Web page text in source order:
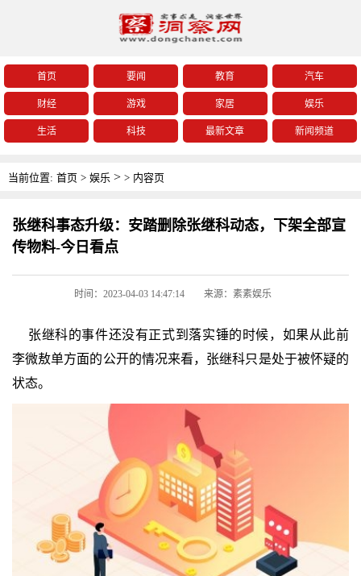
首页 要闻 教育 汽车
财经 游戏 家居 娱乐
生活 科技 最新文章 新闻频道
当前位置: 首页 > 娱乐 > > 内容页
张继科事态升级：安踏删除张继科动态，下架全部宣
传物料-今日看点
时间：2023-04-03 14:47:14 来源：素素娱乐
张继科的事件还没有正式到落实锤的时候，如果从此前
李微敖单方面的公开的情况来看，张继科只是处于被怀疑的
状态。